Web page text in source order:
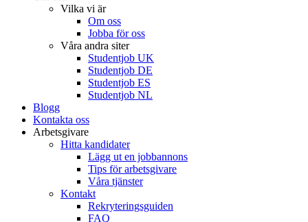
Vilka vi är
Om oss
Jobba för oss
Våra andra siter
Studentjob UK
Studentjob DE
Studentjob ES
Studentjob NL
Blogg
Kontakta oss
Arbetsgivare
Hitta kandidater
Lägg ut en jobbannons
Tips för arbetsgivare
Våra tjänster
Kontakt
Rekryteringsguiden
FAQ